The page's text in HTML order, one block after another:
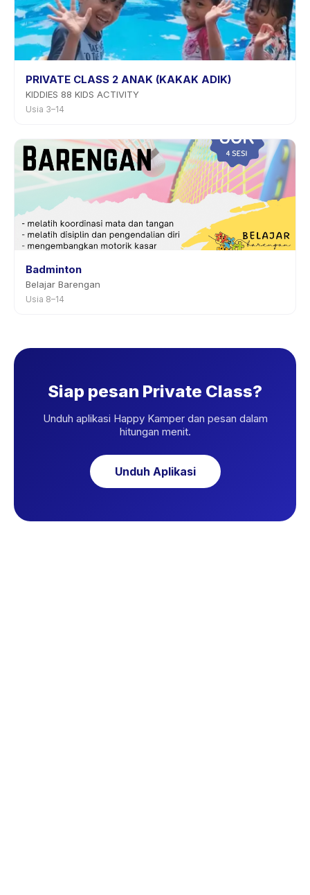
PRIVATE CLASS 2 ANAK (KAKAK ADIK)
KIDDIES 88 KIDS ACTIVITY
Usia 3–14
Badminton
Belajar Barengan
Usia 8–14
Siap pesan Private Class?
Unduh aplikasi Happy Kamper dan pesan dalam
hitungan menit.
Unduh Aplikasi